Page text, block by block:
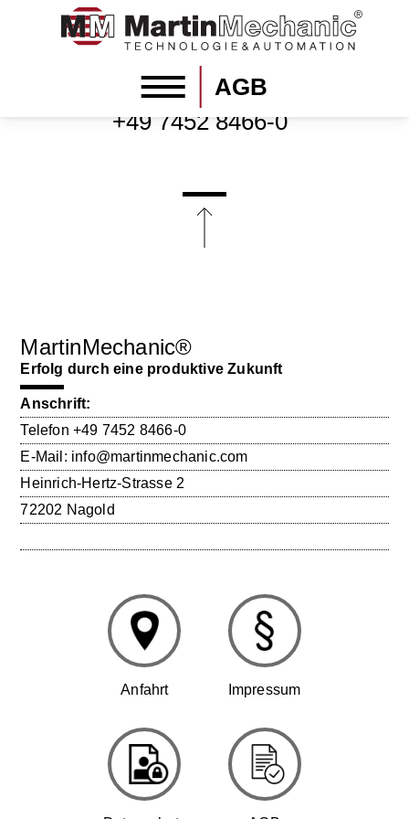
AGB
SOFORTKONTAKT / TEL:
+49 7452 8466-0
MartinMechanic®
Erfolg durch eine produktive Zukunft
Anschrift:
Telefon+49 7452 8466-0
E-Mail: info@martinmechanic.com
Heinrich-Hertz-Strasse 2
72202 Nagold
Anfahrt Impressum